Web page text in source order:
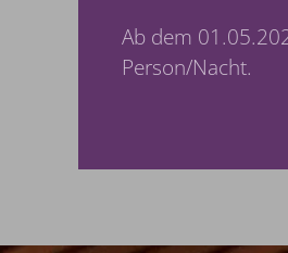
Ab dem
Person/Nacht.